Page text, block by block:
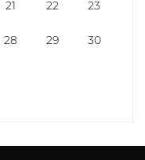
21 22 23
28 29 30